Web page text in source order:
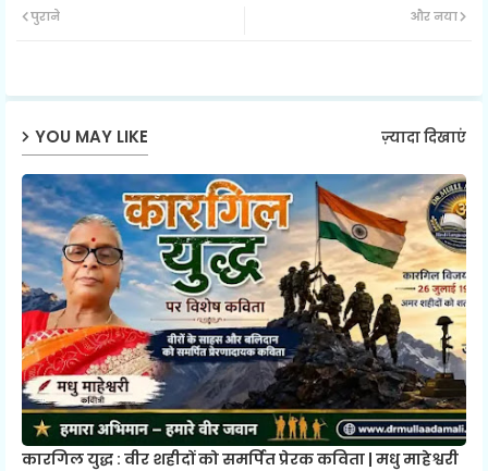
ap
और नया
पुराने
YOU MAY LIKE ज़्यादा दिखाएं
कारगिल युद्ध : वीर शहीदों को समर्पित प्रेरक कविता | मधु माहेश्वरी